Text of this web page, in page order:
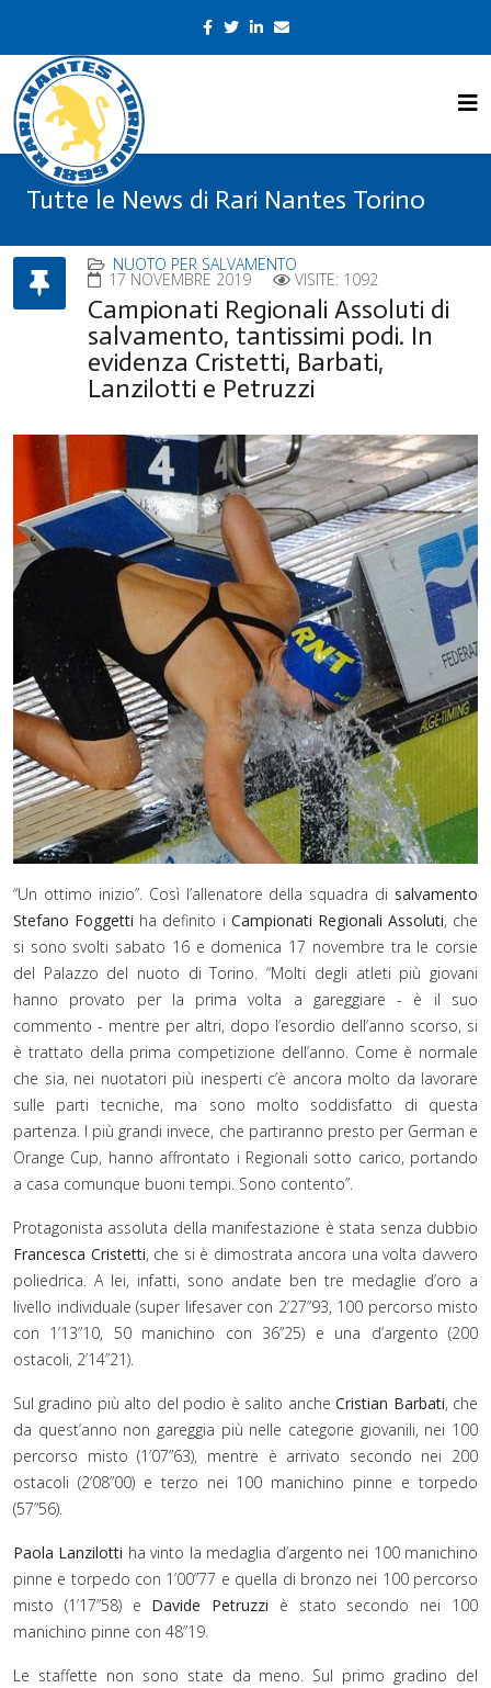
Tutte le News di Rari Nantes Torino
NUOTO PER SALVAMENTO
17 NOVEMBRE 2019 VISITE: 1092
Campionati Regionali Assoluti di
salvamento, tantissimi podi. In
evidenza Cristetti, Barbati,
Lanzilotti e Petruzzi
“Un ottimo inizio”. Così l’allenatore della squadra di salvamento
Stefano Foggetti ha definito i Campionati Regionali Assoluti, che
si sono svolti sabato 16 e domenica 17 novembre tra le corsie
del Palazzo del nuoto di Torino. “Molti degli atleti più giovani
hanno provato per la prima volta a gareggiare - è il suo
commento - mentre per altri, dopo l’esordio dell’anno scorso, si
è trattato della prima competizione dell’anno. Come è normale
che sia, nei nuotatori più inesperti c’è ancora molto da lavorare
sulle parti tecniche, ma sono molto soddisfatto di questa
partenza. I più grandi invece, che partiranno presto per German e
Orange Cup, hanno affrontato i Regionali sotto carico, portando
a casa comunque buoni tempi. Sono contento”.
Protagonista assoluta della manifestazione è stata senza dubbio
Francesca Cristetti, che si è dimostrata ancora una volta davvero
poliedrica. A lei, infatti, sono andate ben tre medaglie d’oro a
livello individuale (super lifesaver con 2’27”93, 100 percorso misto
con 1’13”10, 50 manichino con 36”25) e una d’argento (200
ostacoli, 2’14”21).
Sul gradino più alto del podio è salito ancheCristian Barbati, che
da quest’anno non gareggia più nelle categorie giovanili, nei 100
percorso misto (1’07”63), mentre è arrivato secondo nei 200
ostacoli (2’08”00) e terzo nei 100 manichino pinne e torpedo
(57”56).
Paola Lanzilotti ha vinto la medaglia d’argento nei 100 manichino
pinne e torpedo con 1’00”77 e quella di bronzo nei 100 percorso
misto (1’17”58) e Davide Petruzzi è stato secondo nei 100
manichino pinne con 48”19.
Le staffette non sono state da meno. Sul primo gradino del